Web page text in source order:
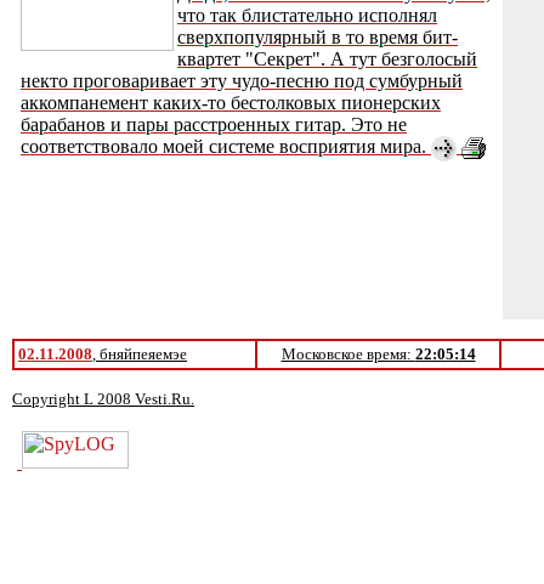
что так блистательно исполнял
сверхпопулярный в то время бит-
квартет "Секрет". А тут безголосый
некто проговаривает эту чудо-песню под сумбурный
аккомпанемент каких-то бестолковых пионерских
барабанов и пары расстроенных гитар. Это не
соответствовало моей системе восприятия мира.
02.11.2008, бняйпеяемэе Московское время: 22:05:14
Copyright L 2008 Vesti.Ru.